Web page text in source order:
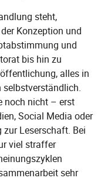
steht,
Konzeption und
und
bis hin zu
alles in
noch nicht – erst
Social Media oder
Leserschaft. Bei
viel straffer
sehr